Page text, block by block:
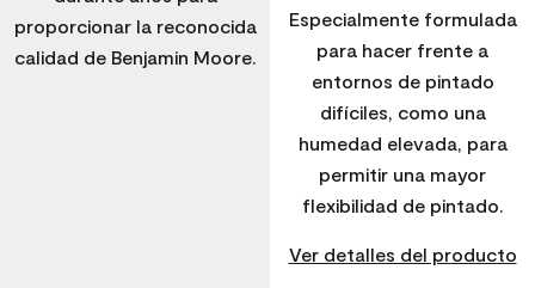
proporcionar la reconocida
calidad de Benjamin Moore.
Especialmente formulada
para hacer frente a
entornos de pintado
difíciles, como una
humedad elevada, para
permitir una mayor
flexibilidad de pintado.
Ver detalles del producto